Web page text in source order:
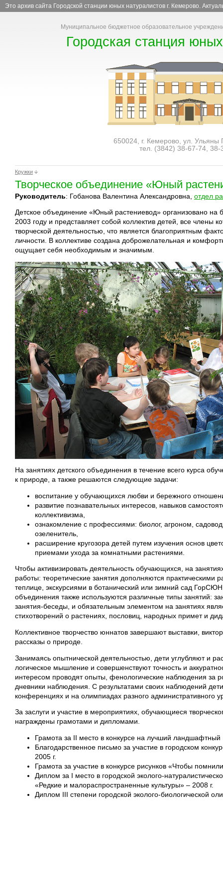
Это архив сайта Городской станции юных натуралистов г. Кемерово.
Муниципальное бюджетное образовательное
Городская станция
650024, г. Кемерово, ул. Ульяны
тел. (3842) 38-67-74, 38-
Кружки
Творческое объединение «Юный
Руководитель: Гобанова Валентина Александровна, отдел
Детское объединение «Юный растениевод» организовано
2003 году и представляет собой коллектив детей, все члены
творческой деятельностью, что является благоприятным
личности. В коллективе создана доброжелательная и
ощущает себя необходимым и значимым.
На занятиях детского объединения в течение всего курса
к природе, а также решаются следующие задачи:
воспитание у обучающихся любви и бережного
развитие познавательных интересов, навыков
коллективизма,
ознакомление с профессиями: биолог, агроном,
озеленитель,
расширение кругозора детей путем изучения основ
приемами ухода за комнатными растениями.
Чтобы активизировать деятельность обучающихся, на
работы: теоретические занятия дополняются практическими
теплице, экскурсиями в ботанический или зимний сад
объединения также используются различные типы занятий:
занятия-беседы, и обязательным элементом на занятиях
стихотворений о растениях, пословиц, народных примет и
Коллективное творчество юннатов завершают выставки,
рассказы о природе.
Занимаясь опытнической деятельностью, дети углубляют и
логическое мышление и совершенствуют точность и
интересом проводят опыты, фенологические наблюдения за
дневники наблюдения. С результатами своих наблюдений
конференциях и на олимпиадах разного административного
За заслуги и участие в мероприятиях, обучающиеся
награждены грамотами и дипломами.
Грамота за II место в конкурсе на лучший
Благодарственное письмо за участие в городском
2005 г.
Грамота за участие в конкурсе рисунков «Чтобы
Диплом за I место в городской эколого-
«Редкие и малораспространенные культуры» – 2008 г.
Диплом III степени городской эколого-биологической